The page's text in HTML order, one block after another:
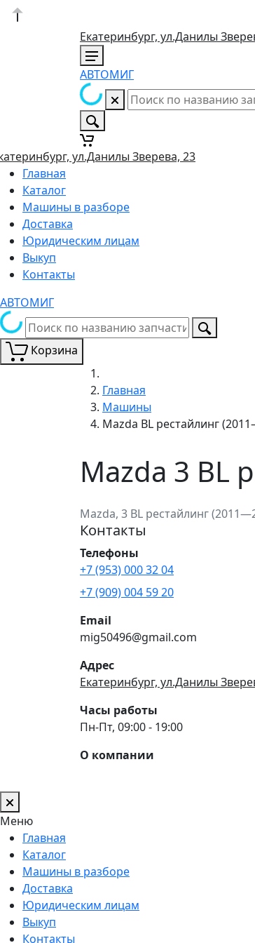
Екатеринбург, ул.Данилы
АВТОМИГ
ул.Данилы Зверева, 23
Главная
Каталог
Машины в разборе
Доставка
Юридическим лицам
Выкуп
Контакты
АВТОМИГ
Корзина
Главная
Машины
Mazda BL рестайлинг
Mazda 3 BL
Mazda, 3 BL рестайлинг
Контакты
Телефоны
+7 (953) 000 32 04
+7 (909) 004 59 20
Email
mig50496@gmail.com
Адрес
Екатеринбург, ул.Данилы
Часы работы
Пн-Пт, 09:00 - 19:00
О компании
Меню
Главная
Каталог
Машины в разборе
Доставка
Юридическим лицам
Выкуп
Контакты